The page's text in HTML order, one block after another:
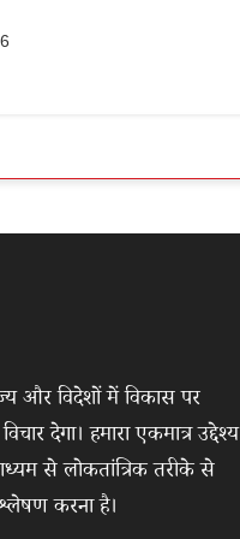
और विदेशों में विकास पर
देगा। हमारा एकमात्र उद्देश्य
से लोकतांत्रिक तरीके से
करना है।